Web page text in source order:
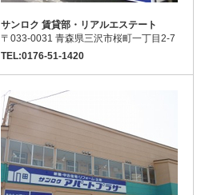
サンロク 賃貸部・リアルエステート
〒033-0031 青森県三沢市桜町一丁目2-7
TEL:0176-51-1420